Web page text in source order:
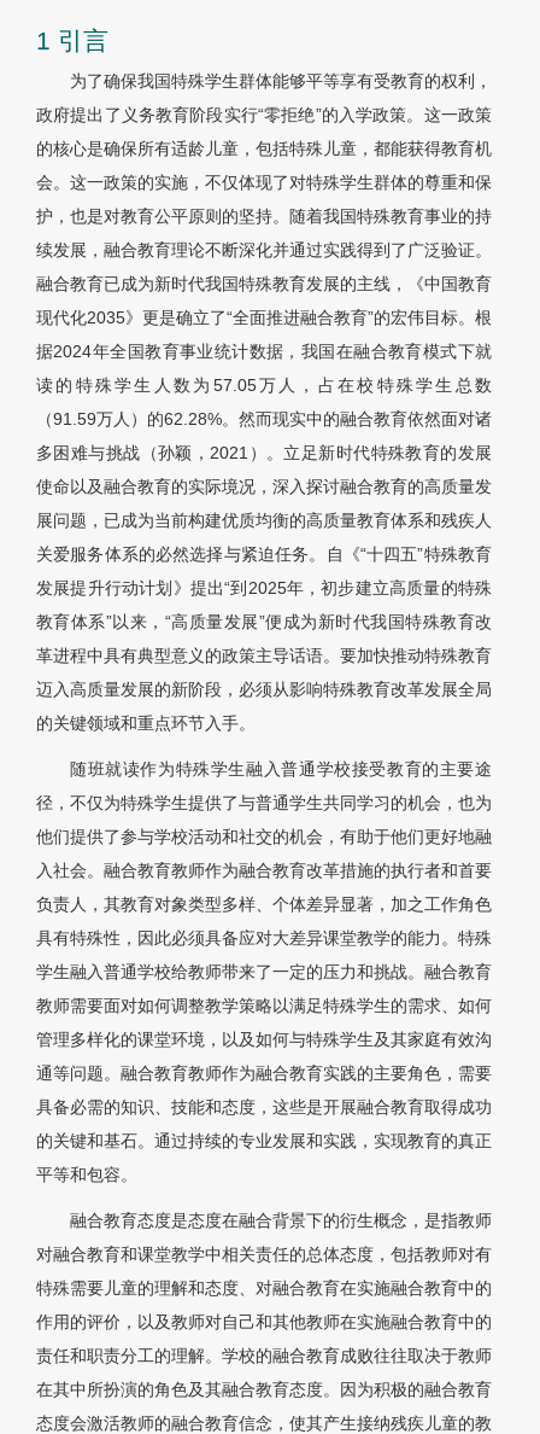
1 引言
为了确保我国特殊学生群体能够平等享有受教育的权利，
政府提出了义务教育阶段实行“零拒绝”的入学政策。这一政策
的核心是确保所有适龄儿童，包括特殊儿童，都能获得教育机
会。这一政策的实施，不仅体现了对特殊学生群体的尊重和保
护，也是对教育公平原则的坚持。随着我国特殊教育事业的持
续发展，融合教育理论不断深化并通过实践得到了广泛验证。
融合教育已成为新时代我国特殊教育发展的主线，《中国教育
现代化2035》更是确立了“全面推进融合教育”的宏伟目标。根
据2024年全国教育事业统计数据，我国在融合教育模式下就
读的特殊学生人数为57.05万人，占在校特殊学生总数
（91.59万人）的62.28%。然而现实中的融合教育依然面对诸
多困难与挑战（孙颖，2021）。立足新时代特殊教育的发展
使命以及融合教育的实际境况，深入探讨融合教育的高质量发
展问题，已成为当前构建优质均衡的高质量教育体系和残疾人
关爱服务体系的必然选择与紧迫任务。自《“十四五”特殊教育
发展提升行动计划》提出“到2025年，初步建立高质量的特殊
教育体系”以来，“高质量发展”便成为新时代我国特殊教育改
革进程中具有典型意义的政策主导话语。要加快推动特殊教育
迈入高质量发展的新阶段，必须从影响特殊教育改革发展全局
的关键领域和重点环节入手。
随班就读作为特殊学生融入普通学校接受教育的主要途
径，不仅为特殊学生提供了与普通学生共同学习的机会，也为
他们提供了参与学校活动和社交的机会，有助于他们更好地融
入社会。融合教育教师作为融合教育改革措施的执行者和首要
负责人，其教育对象类型多样、个体差异显著，加之工作角色
具有特殊性，因此必须具备应对大差异课堂教学的能力。特殊
学生融入普通学校给教师带来了一定的压力和挑战。融合教育
教师需要面对如何调整教学策略以满足特殊学生的需求、如何
管理多样化的课堂环境，以及如何与特殊学生及其家庭有效沟
通等问题。融合教育教师作为融合教育实践的主要角色，需要
具备必需的知识、技能和态度，这些是开展融合教育取得成功
的关键和基石。通过持续的专业发展和实践，实现教育的真正
平等和包容。
融合教育态度是态度在融合背景下的衍生概念，是指教师
对融合教育和课堂教学中相关责任的总体态度，包括教师对有
特殊需要儿童的理解和态度、对融合教育在实施融合教育中的
作用的评价，以及教师对自己和其他教师在实施融合教育中的
责任和职责分工的理解。学校的融合教育成败往往取决于教师
在其中所扮演的角色及其融合教育态度。因为积极的融合教育
态度会激活教师的融合教育信念，使其产生接纳残疾儿童的教